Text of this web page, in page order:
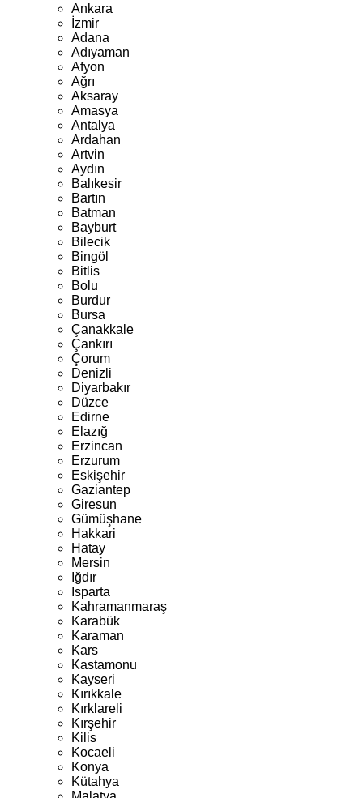
Ankara
İzmir
Adana
Adıyaman
Afyon
Ağrı
Aksaray
Amasya
Antalya
Ardahan
Artvin
Aydın
Balıkesir
Bartın
Batman
Bayburt
Bilecik
Bingöl
Bitlis
Bolu
Burdur
Bursa
Çanakkale
Çankırı
Çorum
Denizli
Diyarbakır
Düzce
Edirne
Elazığ
Erzincan
Erzurum
Eskişehir
Gaziantep
Giresun
Gümüşhane
Hakkari
Hatay
Mersin
Iğdır
Isparta
Kahramanmaraş
Karabük
Karaman
Kars
Kastamonu
Kayseri
Kırıkkale
Kırklareli
Kırşehir
Kilis
Kocaeli
Konya
Kütahya